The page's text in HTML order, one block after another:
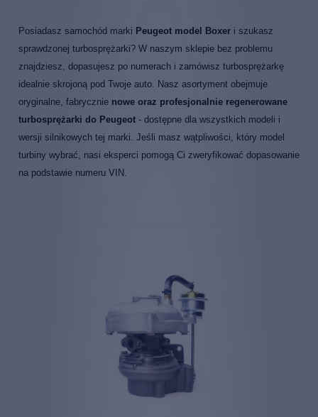
Posiadasz samochód marki Peugeot model Boxer i szukasz
sprawdzonej turbosprężarki? W naszym sklepie bez problemu
znajdziesz, dopasujesz po numerach i zamówisz turbosprężarkę
idealnie skrojoną pod Twoje auto. Nasz asortyment obejmuje
oryginalne, fabrycznie nowe oraz profesjonalnie regenerowane
turbosprężarki do Peugeot - dostępne dla wszystkich modeli i
wersji silnikowych tej marki. Jeśli masz wątpliwości, który model
turbiny wybrać, nasi eksperci pomogą Ci zweryfikować dopasowanie
na podstawie numeru VIN.